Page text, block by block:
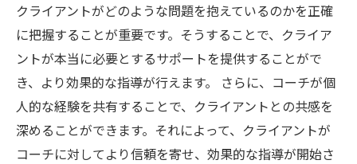
クライアントがどのような問題を抱えているのかを正確
に把握することが重要です。そうすることで、クライア
ントが本当に必要とするサポートを提供することがで
き、より効果的な指導が行えます。 さらに、コーチが個
人的な経験を共有することで、クライアントとの共感を
深めることができます。それによって、クライアントが
コーチに対してより信頼を寄せ、効果的な指導が開始さ